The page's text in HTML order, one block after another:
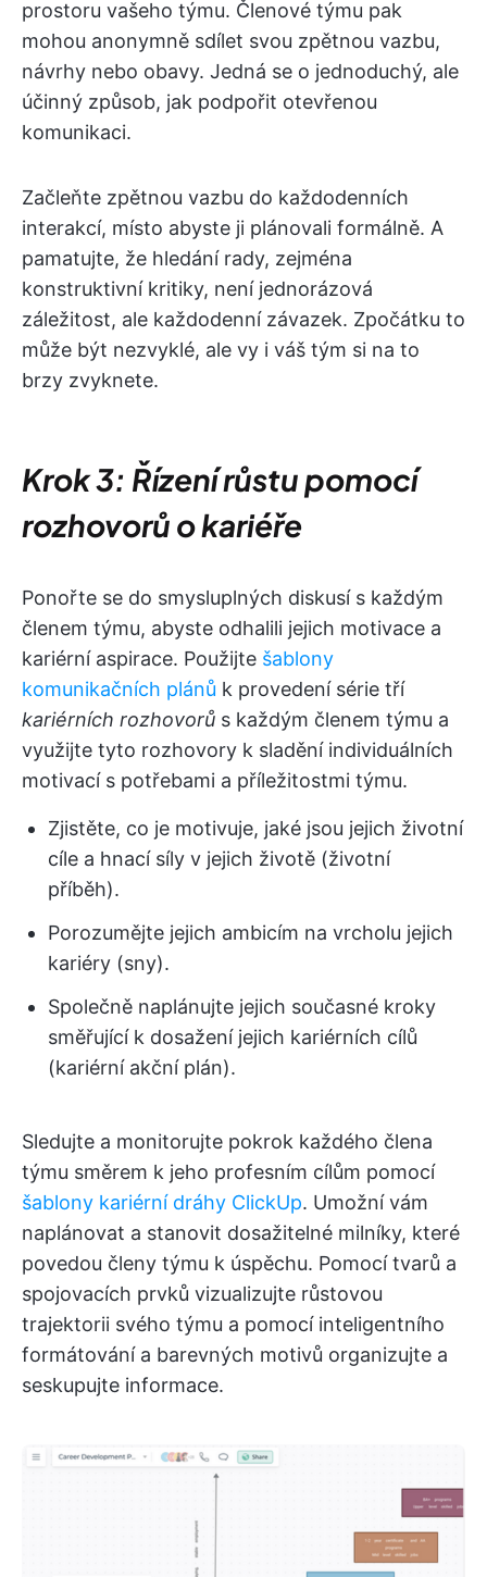
prostoru vašeho týmu. Členové týmu pak
mohou anonymně sdílet svou zpětnou vazbu,
návrhy nebo obavy. Jedná se o jednoduchý, ale
účinný způsob, jak podpořit otevřenou
komunikaci.
Začleňte zpětnou vazbu do každodenních
interakcí, místo abyste ji plánovali formálně. A
pamatujte, že hledání rady, zejména
konstruktivní kritiky, není jednorázová
záležitost, ale každodenní závazek. Zpočátku to
může být nezvyklé, ale vy i váš tým si na to
brzy zvyknete.
Krok 3: Řízení růstu pomocí
rozhovorů o kariéře
Ponořte se do smysluplných diskusí s každým
členem týmu, abyste odhalili jejich motivace a
kariérní aspirace. Použijte šablony
komunikačních plánů k provedení série tří
kariérních rozhovorů s každým členem týmu a
využijte tyto rozhovory k sladění individuálních
motivací s potřebami a příležitostmi týmu.
Zjistěte, co je motivuje, jaké jsou jejich životní
cíle a hnací síly v jejich životě (životní
příběh).
Porozumějte jejich ambicím na vrcholu jejich
kariéry (sny).
Společně naplánujte jejich současné kroky
směřující k dosažení jejich kariérních cílů
(kariérní akční plán).
Sledujte a monitorujte pokrok každého člena
týmu směrem k jeho profesním cílům pomocí
šablony kariérní dráhy ClickUp. Umožní vám
naplánovat a stanovit dosažitelné milníky, které
povedou členy týmu k úspěchu. Pomocí tvarů a
spojovacích prvků vizualizujte růstovou
trajektorii svého týmu a pomocí inteligentního
formátování a barevných motivů organizujte a
seskupujte informace.